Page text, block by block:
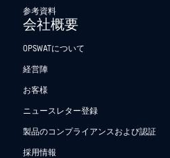
参考資料
会社概要
OPSWATについて
経営陣
お客様
ニュースレター登録
製品のコンプライアンスおよび認証
採用情報